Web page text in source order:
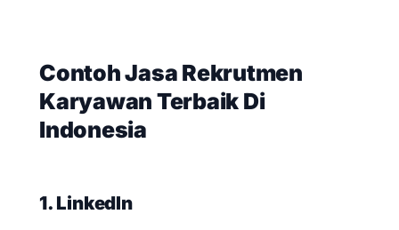
Contoh Jasa Rekrutmen
Karyawan Terbaik Di
Indonesia
1. LinkedIn